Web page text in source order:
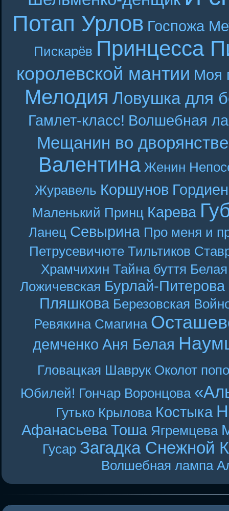
Потап Урлов Госпожа
Пискарёв Принцесса
королевской мантии Моя
Мелодия Ловушка для
Гамлет-класс! Волшебная
Мещанин во дворянстве
Валентина Женин
Журавель Коршунов
Маленький Принц Карева
Ланец Севырина Про меня и
Петрусевичюте Тильтиков
Храмчихин Тайна буття
Ложичевская Бурлай-Питерова
Пляшкова Березовская
Ревякина Смагина
демченко Аня Белая
Гловацкая Шаврук Околот
Юбилей! Гончар Воронцова
Гутько Крылова Костыка
Афанасьева Тоша Ягремцева
Гусар Загадка Снежной
Волшебная лампа